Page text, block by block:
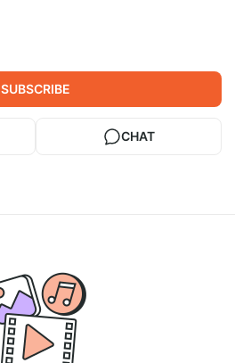
SUBSCRIBE
CHAT